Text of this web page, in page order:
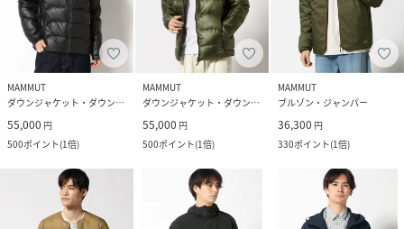
MAMMUT
ダウンジャケット・ダウンベスト
55,000 円
500ポイント(1倍)
MAMMUT
ダウンジャケット・ダウンベスト
55,000 円
500ポイント(1倍)
MAMMUT
ブルゾン・ジャンパー
36,300 円
330ポイント(1倍)